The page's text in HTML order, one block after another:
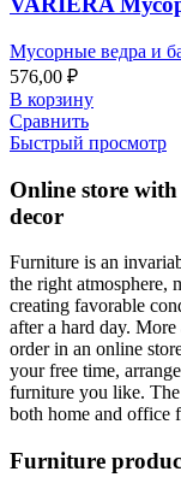
Мусорные ведра и
576,00 ₽
В корзину
Сравнить
Быстрый просмотр
Online store
decor
Furniture is an
the right atmosphere,
creating favorable
after a hard day.
order in an online
your free time,
furniture you like.
both home and office
Furniture